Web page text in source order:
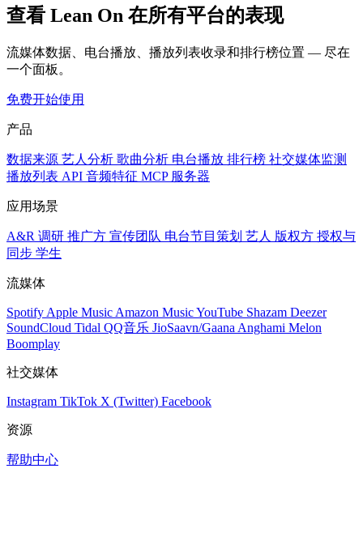
查看 Lean On 在所有平台的表现
流媒体数据、电台播放、播放列表收录和排行榜位置 — 尽在
一个面板。
免费开始使用
产品
数据来源 艺人分析 歌曲分析 电台播放 排行榜 社交媒体监测
播放列表 API 音频特征 MCP 服务器
应用场景
A&R 调研 推广方 宣传团队 电台节目策划 艺人 版权方 授权与
同步 学生
流媒体
Spotify Apple Music Amazon MusicYouTube Shazam Deezer
SoundCloud Tidal QQ音乐 JioSaavn/Gaana Anghami Melon
Boomplay
社交媒体
Instagram TikTok X (Twitter) Facebook
资源
帮助中心